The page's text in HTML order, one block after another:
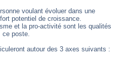
voulant évoluer dans une
potentiel de croissance.
et la pro-activité sont les qualités
ce poste.
autour des 3 axes suivants :